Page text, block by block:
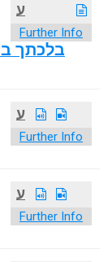
ע
Further Info
בלכתך
ע
Further Info
ע
Further Info